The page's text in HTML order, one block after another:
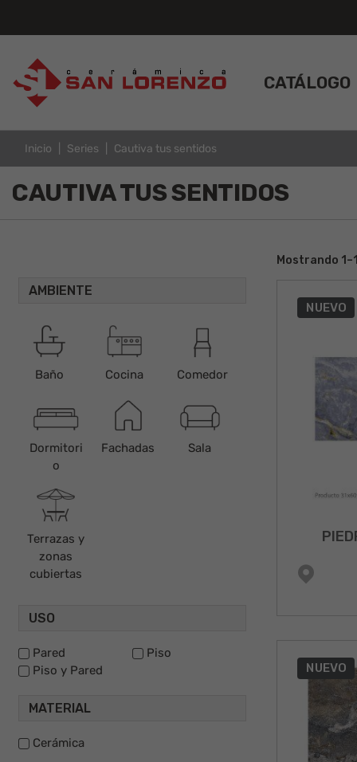
CATÁLOGO
Inicio Series Cautiva tus sentidos
CAUTIVA TUS SENTIDOS
AMBIENTE
Baño Cocina Comedor
Dormitori
o
Fachadas Sala
Terrazas y
zonas
cubiertas
USO
Pared
Piso
Piso y Pared
MATERIAL
Cerámica
Mostrando
NUEVO
NUEVO